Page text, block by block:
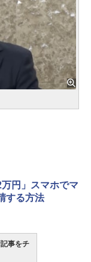
万円」スマホでマ
する方法
事をチ